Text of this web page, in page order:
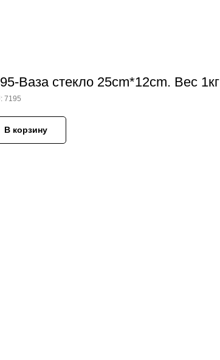
Ваза стекло 25cm*12cm. Вес 1кг
7195
В корзину